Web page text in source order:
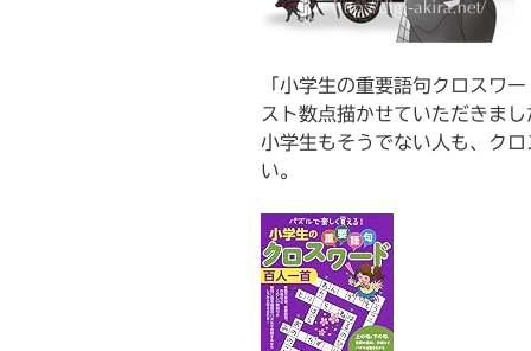
「小学生の重要語句クロスワ
スト数点描かせていただきまし
小学生もそうでない人も、ク
い。